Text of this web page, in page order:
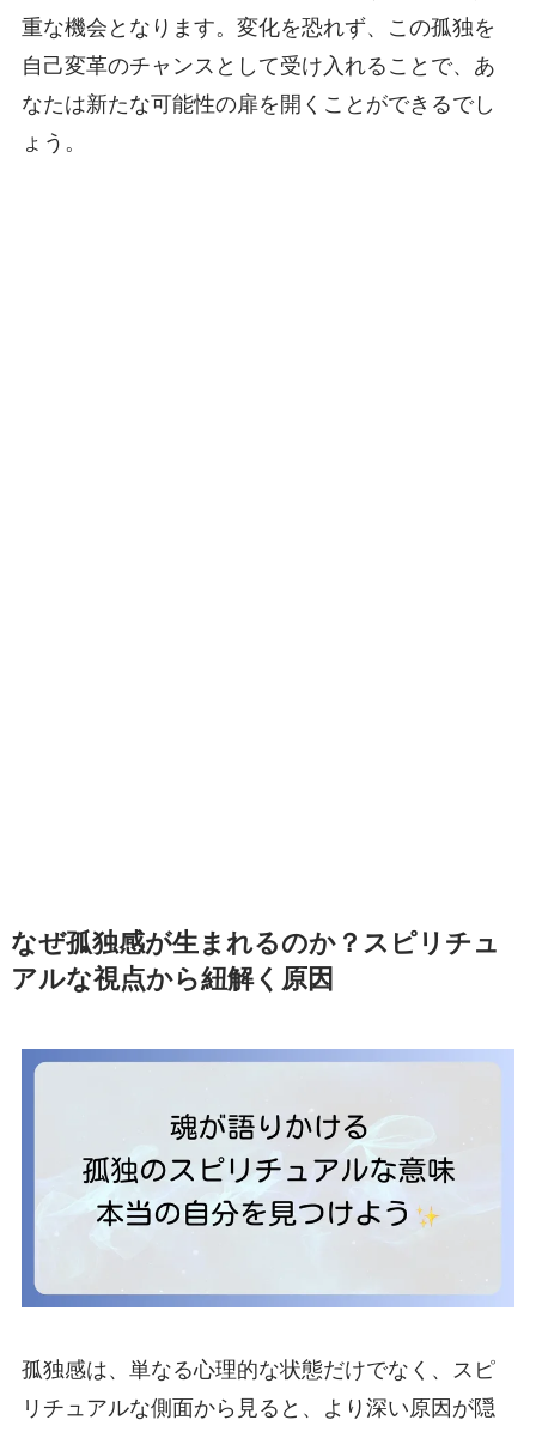
重な機会となります。変化を恐れず、この孤独を
自己変革のチャンスとして受け入れることで、あ
なたは新たな可能性の扉を開くことができるでし
ょう。
なぜ孤独感が生まれるのか？スピリチュ
アルな視点から紐解く原因
孤独感は、単なる心理的な状態だけでなく、スピ
リチュアルな側面から見ると、より深い原因が隠